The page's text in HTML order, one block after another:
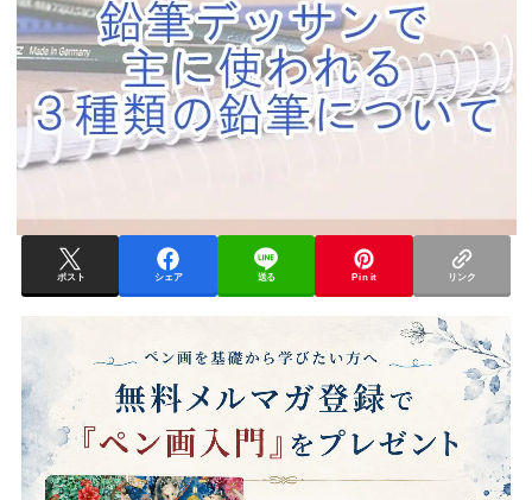
ポスト シェア 送る Pin it リンク